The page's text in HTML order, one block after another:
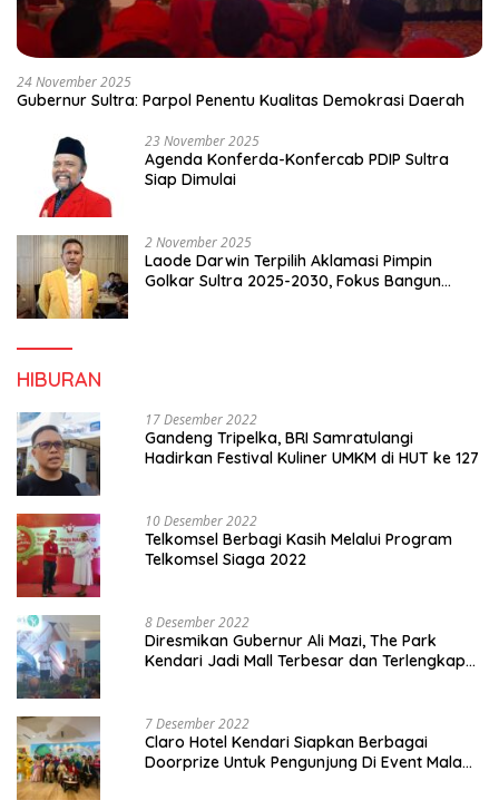
24 November 2025
Gubernur Sultra: Parpol Penentu Kualitas Demokrasi Daerah
23 November 2025
Agenda Konferda-Konfercab PDIP Sultra
Siap Dimulai
2 November 2025
Laode Darwin Terpilih Aklamasi Pimpin
Golkar Sultra 2025-2030, Fokus Bangun
HIBURAN
17 Desember 2022
Gandeng Tripelka, BRI Samratulangi
Hadirkan Festival Kuliner UMKM di HUT ke 127
10 Desember 2022
Telkomsel Berbagi Kasih Melalui Program
Telkomsel Siaga 2022
8 Desember 2022
Diresmikan Gubernur Ali Mazi, The Park
Kendari Jadi Mall Terbesar dan Terlengkap
7 Desember 2022
Claro Hotel Kendari Siapkan Berbagai
Doorprize Untuk Pengunjung Di Event Malam